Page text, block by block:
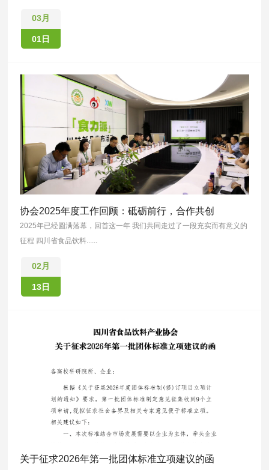
03月
01日
协会2025年度工作回顾：砥砺前行，合作共创
2025年已经圆满落幕，回首这一年 我们共同走过了一段充实而有意义的
征程 四川省食品饮料......
02月
13日
关于征求2026年第一批团体标准立项建议的函